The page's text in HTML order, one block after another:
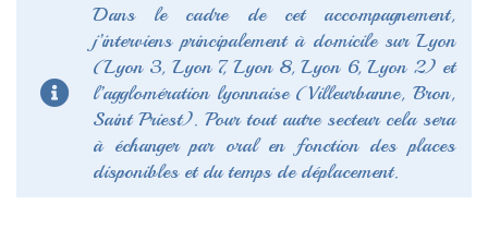
Dans le cadre de cet accompagnement,
j’interviens principalement à domicile sur Lyon
(Lyon 3, Lyon 7, Lyon 8, Lyon 6, Lyon 2) et
l’agglomération lyonnaise (Villeurbanne, Bron,
Saint Priest). Pour tout autre secteur cela sera
à échanger par oral en fonction des places
disponibles et du temps de déplacement.